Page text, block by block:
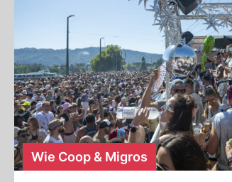
Wie Coop & Migros